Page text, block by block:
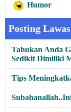
Humor
Posting Lawas
Tahukan Anda
Sedikit Dimiliki
Tips